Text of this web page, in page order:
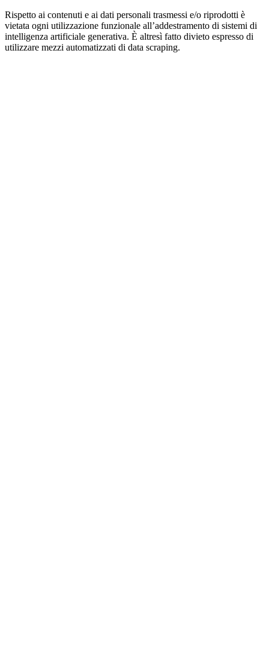
Rispetto ai contenuti e ai dati personali trasmessi e/o riprodotti è
vietata ogni utilizzazione funzionale all’addestramento di sistemi di
intelligenza artificiale generativa. È altresì fatto divieto espresso di
utilizzare mezzi automatizzati di data scraping.